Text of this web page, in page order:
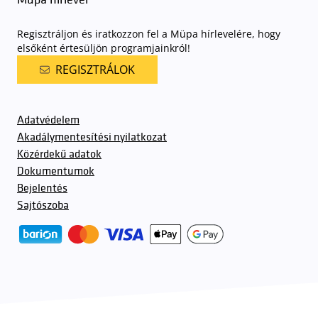
Regisztráljon és iratkozzon fel a Müpa hírlevelére, hogy
elsőként értesüljön programjainkról!
REGISZTRÁLOK
Adatvédelem
Akadálymentesítési nyilatkozat
Közérdekű adatok
Dokumentumok
Bejelentés
Sajtószoba